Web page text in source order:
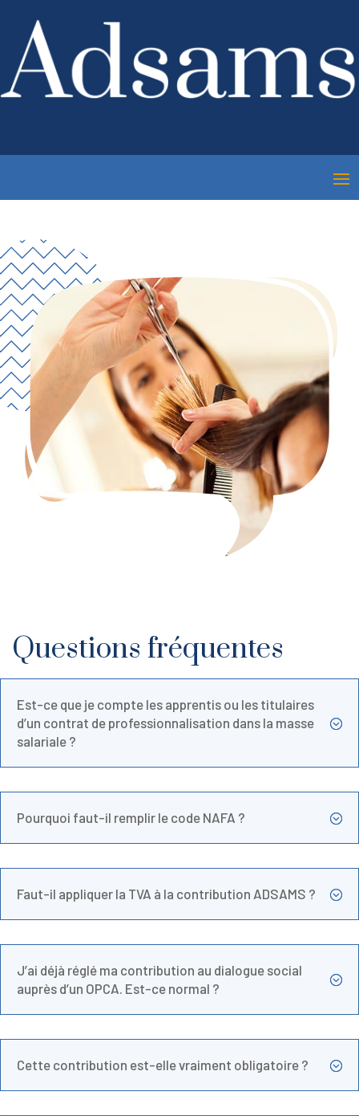
Questions fréquentes
;
Est-ce que je compte les apprentis ou les titulaires
d’un contrat de professionnalisation dans la masse
salariale ?
;
Pourquoi faut-il remplir le code NAFA ?
;
Faut-il appliquer la TVA à la contribution ADSAMS ?
;
J’ai déjà réglé ma contribution au dialogue social
auprès d’un OPCA. Est-ce normal ?
;
Cette contribution est-elle vraiment obligatoire ?